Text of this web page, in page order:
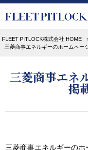
FLEET PITLOCK株式会社 HOME
三菱商事エネルギーのホームペー
三菱商事エネ
掲
三菱商事エネルギーの